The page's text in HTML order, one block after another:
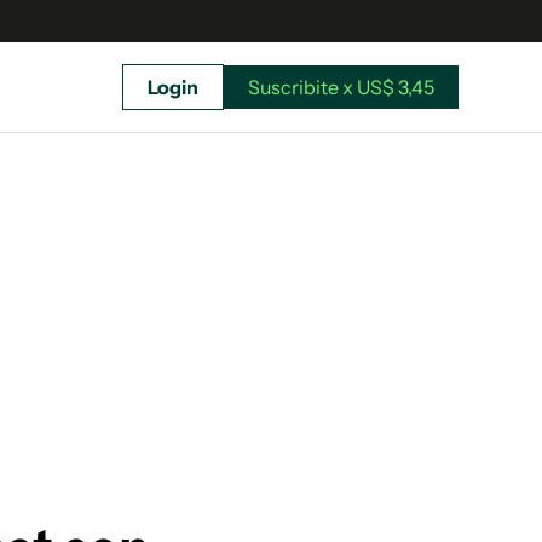
Login Suscribite x US$ 3,45